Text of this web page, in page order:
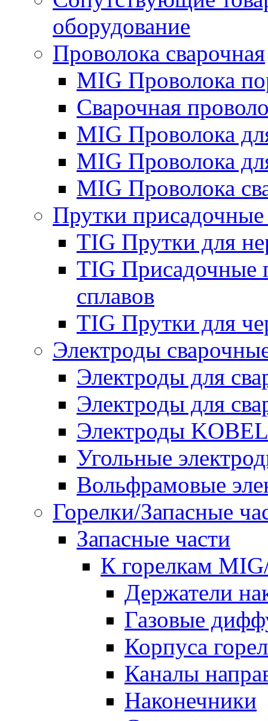
оборудование
Проволока сварочная
MIG Проволока
Сварочная
MIG Проволока
MIG Проволока
MIG Проволока
Прутки
TIG Прутки для
TIG Присадочные
сплавов
TIG Прутки для
Электроды
Электроды для
Электроды для
Электроды
Угольные
Вольфрамовые
Горелки/Запасные
Запасные части
К горелкам
Держатели
Газовые
Корпуса
Каналы
Наконечники